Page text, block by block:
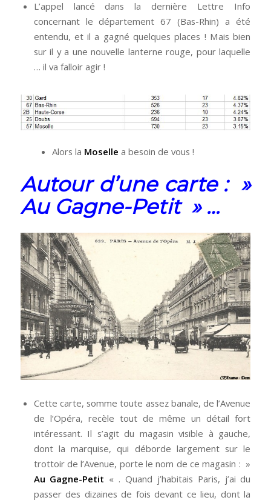
L’appel lancé dans la dernière Lettre Info
concernant le département 67 (Bas-Rhin) a été
entendu, et il a gagné quelques places ! Mais bien
sur il y a une nouvelle lanterne rouge, pour laquelle
… il va falloir agir !
Alors la Moselle a besoin de vous !
Autour d’une carte : »
Au Gagne-Petit » …
Cette carte, somme toute assez banale, de l’Avenue
de l’Opéra, recèle tout de même un détail fort
intéressant. Il s’agit du magasin visible à gauche,
dont la marquise, qui déborde largement sur le
trottoir de l’Avenue, porte le nom de ce magasin : »
Au Gagne-Petit « . Quand j’habitais Paris, j’ai du
passer des dizaines de fois devant ce lieu, dont la